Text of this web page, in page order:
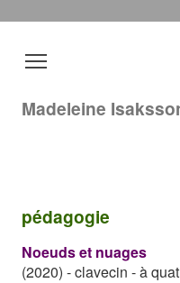
Madeleine
pédagogie
Noeuds et nuages
(2020) -clavecin - à